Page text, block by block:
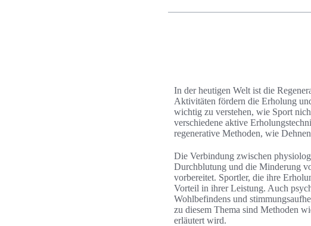
In der heutigen Welt ist die
Aktivitäten fördern die Erholung
wichtig zu verstehen, wie Sport
verschiedene aktive
regenerative Methoden, wie
Die Verbindung zwischen
Durchblutung und die Minderung
vorbereitet. Sportler, die ihre
Vorteil in ihrer Leistung. Auch
Wohlbefindens und
zu diesem Thema sind Methoden
erläutert wird.